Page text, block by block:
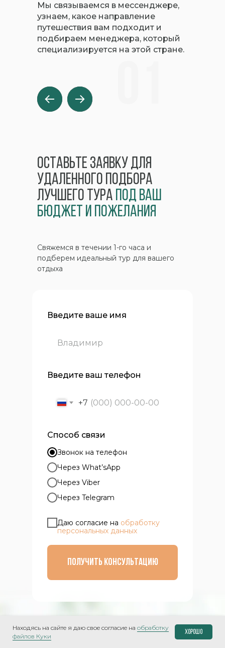
Находясь на сайте я даю свое согласие на обработку
файлов Куки
Хорошо
Мы связываемся в мессенджере,
узнаем, какое направление
путешествия вам подходит и
подбираем менеджера, который
специализируется на этой стране.
оставьте заявку для
удаленного подбора
лучшего тура под ваш
бюджет и пожелания
Введите ваше имя
Введите ваш телефон
+7
Способ связи
Звонок на телефон
Через What’sApp
Через Viber
Через Telegram
Даю согласие на обработку
персональных данных
получить консультацию
Свяжемся в течении 1-го часа и
подберем идеальный тур для вашего
отдыха